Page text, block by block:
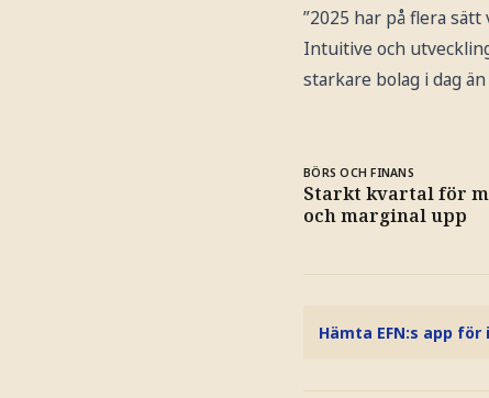
”2025 har på flera
Intuitive och
starkare bolag i dag
BÖRS OCH FINANS
Starkt kvartal för
och marginal upp
Hämta EFN:s app för